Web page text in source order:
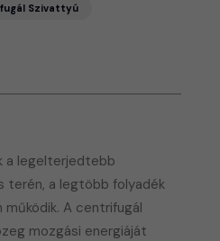
a legelterjedtebb
terén, a legtöbb folyadék
A centrifugál
mozgási energiáját
Szivattyú